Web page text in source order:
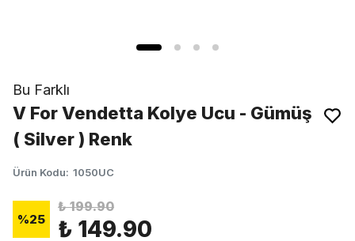
Bu Farklı
V For Vendetta Kolye Ucu - Gümüş
( Silver ) Renk
Ürün Kodu: 1050UC
%25
₺ 199.90
₺ 149.90